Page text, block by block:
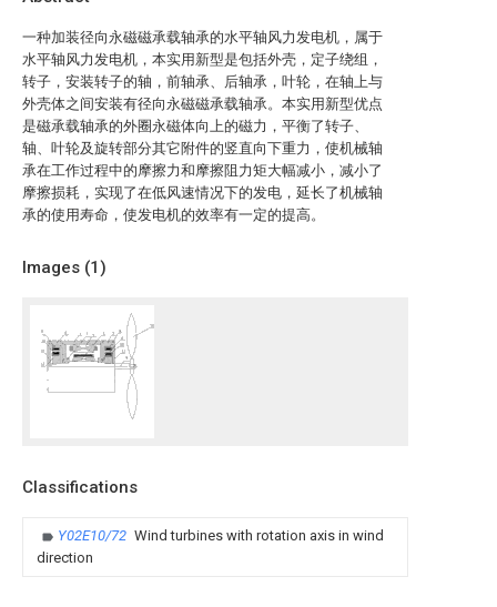
一种加装径向永磁磁承载轴承的水平轴风力发电机，属于
水平轴风力发电机，本实用新型是包括外壳，定子绕组，
转子，安装转子的轴，前轴承、后轴承，叶轮，在轴上与
外壳体之间安装有径向永磁磁承载轴承。本实用新型优点
是磁承载轴承的外圈永磁体向上的磁力，平衡了转子、
轴、叶轮及旋转部分其它附件的竖直向下重力，使机械轴
承在工作过程中的摩擦力和摩擦阻力矩大幅减小，减小了
摩擦损耗，实现了在低风速情况下的发电，延长了机械轴
承的使用寿命，使发电机的效率有一定的提高。
Images (1)
Classifications
Y02E10/72 Wind turbines with rotation axis in wind
direction